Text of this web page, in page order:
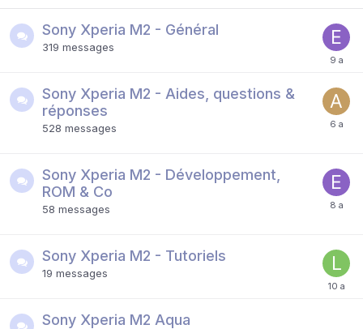
Sony Xperia M2 - Général
319 messages
Sony Xperia M2 - Aides, questions &
réponses
528 messages
Sony Xperia M2 - Développement,
ROM & Co
58 messages
Sony Xperia M2 - Tutoriels
19 messages
Sony Xperia M2 Aqua